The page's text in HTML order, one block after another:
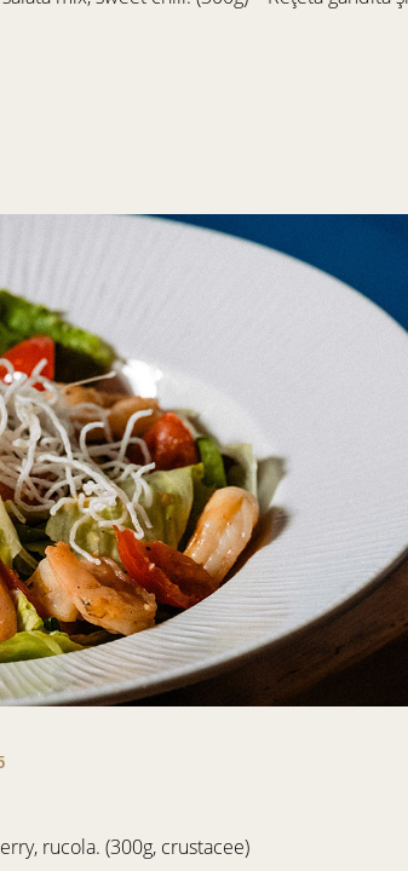
rucola. (300g, crustacee)